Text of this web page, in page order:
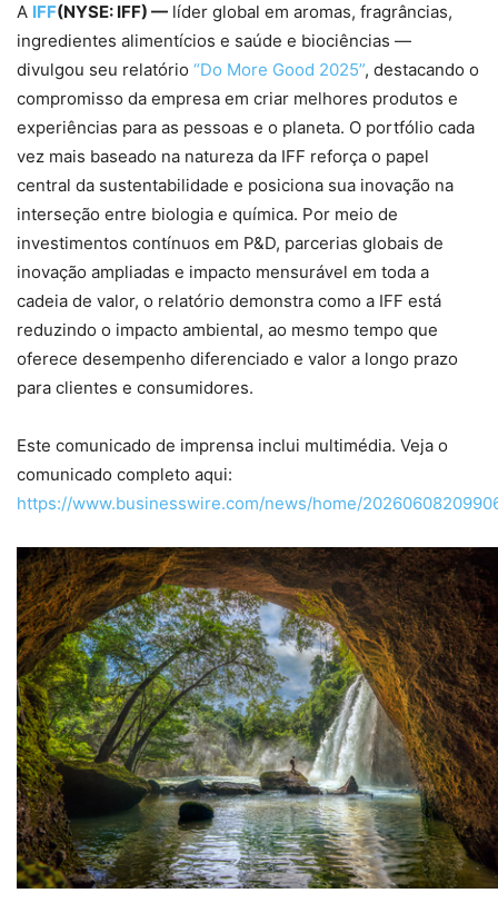
A IFF(NYSE: IFF) — líder global em aromas, fragrâncias,
ingredientes alimentícios e saúde e biociências —
divulgou seu relatório “Do More Good 2025”, destacando o
compromisso da empresa em criar melhores produtos e
experiências para as pessoas e o planeta. O portfólio cada
vez mais baseado na natureza da IFF reforça o papel
central da sustentabilidade e posiciona sua inovação na
interseção entre biologia e química. Por meio de
investimentos contínuos em P&D, parcerias globais de
inovação ampliadas e impacto mensurável em toda a
cadeia de valor, o relatório demonstra como a IFF está
reduzindo o impacto ambiental, ao mesmo tempo que
oferece desempenho diferenciado e valor a longo prazo
para clientes e consumidores.
Este comunicado de imprensa inclui multimédia. Veja o
comunicado completo aqui:
https://www.businesswire.com/news/home/